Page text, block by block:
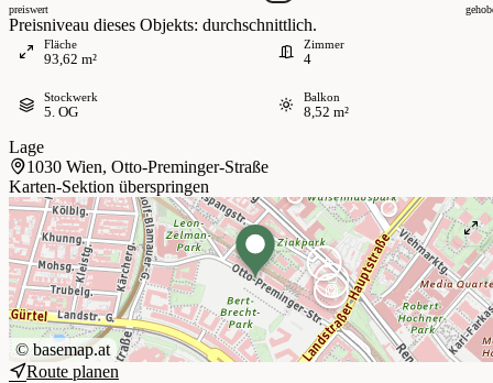
preiswert
Preisniveau dieses Objekts: durchschnittlich.
Fläche
93,62 m²
Zimmer
4
Stockwerk
5. OG
Balkon
8,52 m²
Lage
1030 Wien, Otto-Preminger-Straße
Karten-Sektion überspringen
© basemap.at
Route planen